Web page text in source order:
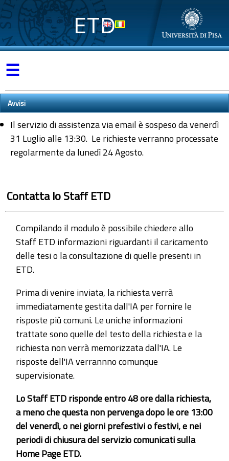
ETD
☰
Avvisi
Il servizio di assistenza via email è sospeso da venerdì
31 Luglio alle 13:30. Le richieste verranno processate
regolarmente da lunedì 24 Agosto.
Contatta lo Staff ETD
Compilando il modulo è possibile chiedere allo
Staff ETD informazioni riguardanti il caricamento
delle tesi o la consultazione di quelle presenti in
ETD.
Prima di venire inviata, la richiesta verrà
immediatamente gestita dall'IA per fornire le
risposte più comuni. Le uniche informazioni
trattate sono quelle del testo della richiesta e la
richiesta non verrà memorizzata dall'IA. Le
risposte dell'IA verrannno comunque
supervisionate.
Lo Staff ETD risponde entro 48 ore dalla richiesta,
a meno che questa non pervenga dopo le ore 13:00
del venerdì, o nei giorni prefestivi o festivi, e nei
periodi di chiusura del servizio comunicati sulla
Home Page ETD.